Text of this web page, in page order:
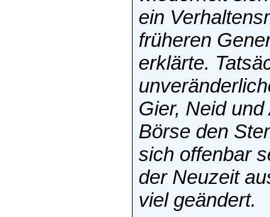
ein
früheren
erklärte.
Gier, Neid
Börse den
sich offenbar
der Neuzeit
viel geändert.